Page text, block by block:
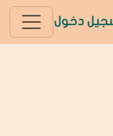
دخول